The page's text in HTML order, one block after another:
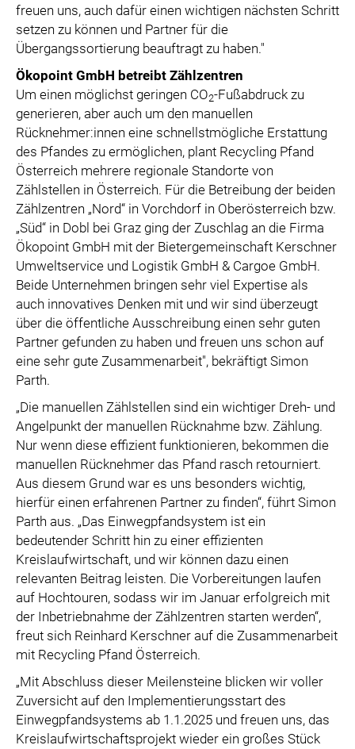
freuen uns, auch dafür einen wichtigen nächsten Schritt
setzen zu können und Partner für die
Übergangssortierung beauftragt zu haben."
Ökopoint GmbH betreibt Zählzentren
Um einen möglichst geringen CO2-Fußabdruck zu
generieren, aber auch um den manuellen
Rücknehmer:innen eine schnellstmögliche Erstattung
des Pfandes zu ermöglichen, plant Recycling Pfand
Österreich mehrere regionale Standorte von
Zählstellen in Österreich. Für die Betreibung der beiden
Zählzentren „Nord“ in Vorchdorf in Oberösterreich bzw.
„Süd“ in Dobl bei Graz ging der Zuschlag an die Firma
Ökopoint GmbH mit der Bietergemeinschaft Kerschner
Umweltservice und Logistik GmbH & Cargoe GmbH.
Beide Unternehmen bringen sehr viel Expertise als
auch innovatives Denken mit und wir sind überzeugt
über die öffentliche Ausschreibung einen sehr guten
Partner gefunden zu haben und freuen uns schon auf
eine sehr gute Zusammenarbeit", bekräftigt Simon
Parth.
„Die manuellen Zählstellen sind ein wichtiger Dreh- und
Angelpunkt der manuellen Rücknahme bzw. Zählung.
Nur wenn diese effizient funktionieren, bekommen die
manuellen Rücknehmer das Pfand rasch retourniert.
Aus diesem Grund war es uns besonders wichtig,
hierfür einen erfahrenen Partner zu finden“, führt Simon
Parth aus. „Das Einwegpfandsystem ist ein
bedeutender Schritt hin zu einer effizienten
Kreislaufwirtschaft, und wir können dazu einen
relevanten Beitrag leisten. Die Vorbereitungen laufen
auf Hochtouren, sodass wir im Januar erfolgreich mit
der Inbetriebnahme der Zählzentren starten werden“,
freut sich Reinhard Kerschner auf die Zusammenarbeit
mit Recycling Pfand Österreich.
„Mit Abschluss dieser Meilensteine blicken wir voller
Zuversicht auf den Implementierungsstart des
Einwegpfandsystems ab 1.1.2025 und freuen uns, das
Kreislaufwirtschaftsprojekt wieder ein großes Stück